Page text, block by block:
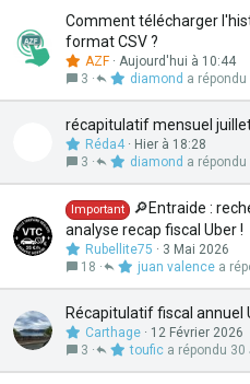
Comment télécharger
format CSV ?
AZF
Aujourd'hui à 10:44
3
diamond
récapitulatif mensuel
Réda4
Hier à 18:28
3
diamond
Important
🔎Entraide :
analyse recap fiscal Uber !
Rubellite75
3 Mai 2026
18
juan valence
Récapitulatif fiscal annuel
Carthage
12 Février 2026
3
30
toufic